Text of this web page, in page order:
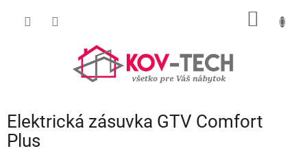
Elektrická zásuvka GTV Comfort
Plus